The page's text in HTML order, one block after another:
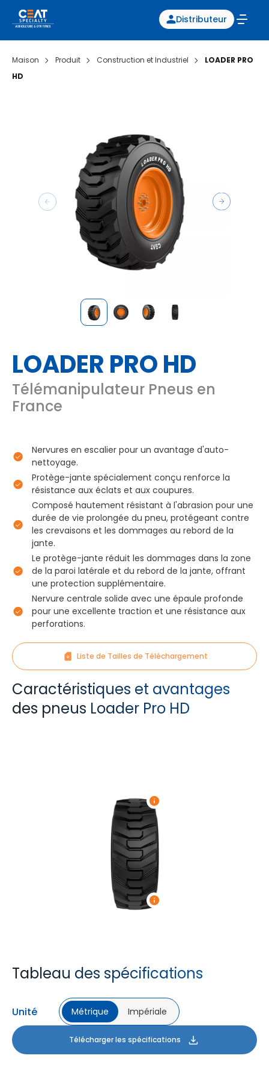
Distributeur
Maison Produit Construction et Industriel
LOADER PRO
HD
LOADER PRO HD
Télémanipulateur Pneus en
France
Nervures en escalier pour un avantage d'auto-
nettoyage.
Protège-jante spécialement conçu renforce la
résistance aux éclats et aux coupures.
Composé hautement résistant à l'abrasion pour une
durée de vie prolongée du pneu, protégeant contre
les crevaisons et les dommages au rebord de la
jante.
Le protège-jante réduit les dommages dans la zone
de la paroi latérale et du rebord de la jante, offrant
une protection supplémentaire.
Nervure centrale solide avec une épaule profonde
pour une excellente traction et une résistance aux
perforations.
Liste de Tailles de Téléchargement
Caractéristiques et avantages
des pneus Loader Pro HD
Tableau des spécifications
Unité Métrique Impériale
Télécharger les spécifications